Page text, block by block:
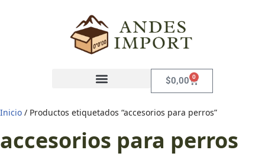
$0,00 0
Inicio / Productos etiquetados “accesorios para perros”
accesorios para perros